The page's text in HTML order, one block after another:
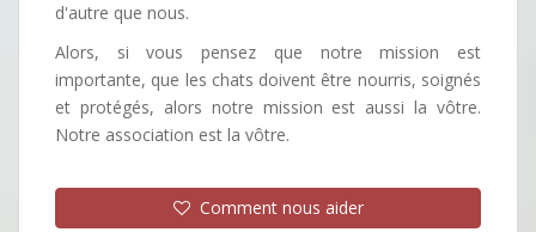
d'autre que nous.
Alors, si vous pensez que notre mission est
importante, que les chats doivent être nourris, soignés
et protégés, alors notre mission est aussi la vôtre.
Notre association est la vôtre.
Comment nous aider